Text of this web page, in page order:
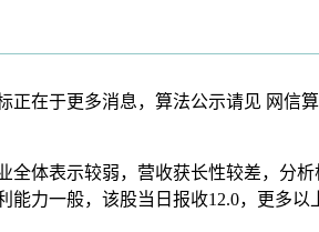
于更多消息，算法公示请见 网信
表示较弱，营收获长性较差，分
力一般，该股当日报收12.0，更多以